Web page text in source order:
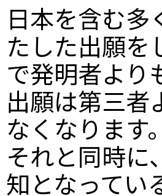
日本を含む
たした出願を
で発明者より
出願は第三者
なくなります。
それと同時に
知となってい